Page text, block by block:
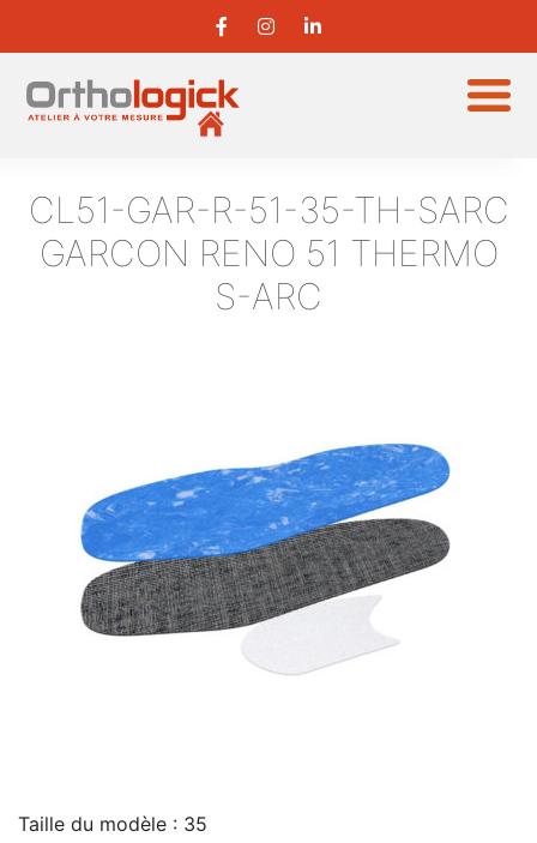
CL51-GAR-R-51-35-TH-SARC
GARCON RENO 51 THERMO
S-ARC
Taille du modèle : 35